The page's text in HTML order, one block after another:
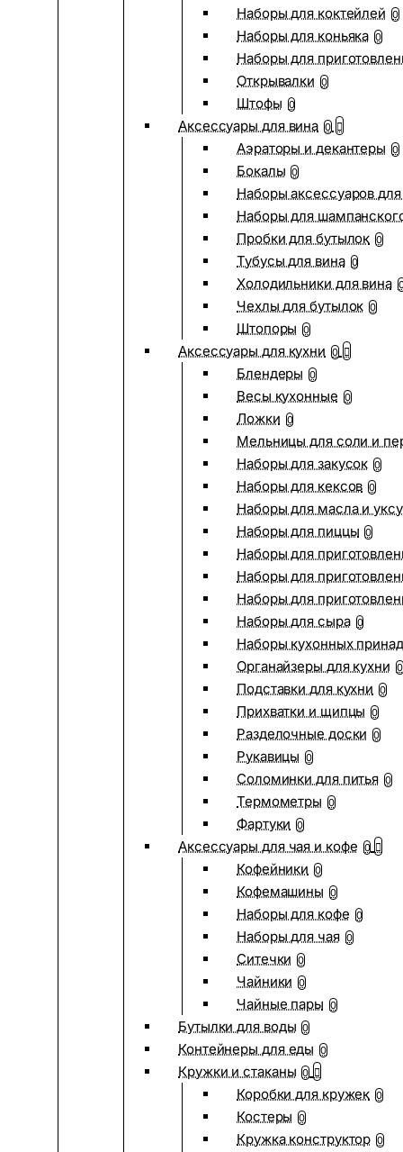
Наборы для коктейлей 0
Наборы для коньяка 0
Наборы для
Открывалки 0
Штофы 0
Аксессуары для вина 0
Аэраторы и декантеры 0
Бокалы 0
Наборы аксессуаров
Наборы для
Пробки для бутылок 0
Тубусы для вина 0
Холодильники для вина
Чехлы для бутылок 0
Штопоры 0
Аксессуары для кухни 0
Блендеры 0
Весы кухонные 0
Ложки 0
Мельницы для соли и
Наборы для закусок 0
Наборы для кексов 0
Наборы для масла и
Наборы для пиццы 0
Наборы для
Наборы для
Наборы для
Наборы для сыра 0
Наборы кухонных
Органайзеры для кухни 0
Подставки для кухни 0
Прихватки и щипцы 0
Разделочные доски 0
Рукавицы 0
Соломинки для питья 0
Термометры 0
Фартуки 0
Аксессуары для чая и кофе 0
Кофейники 0
Кофемашины 0
Наборы для кофе 0
Наборы для чая 0
Ситечки 0
Чайники 0
Чайные пары 0
Бутылки для воды 0
Контейнеры для еды 0
Кружки и стаканы 0
Коробки для кружек 0
Костеры 0
Кружка конструктор 0